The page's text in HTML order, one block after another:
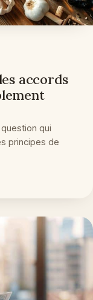
accords
qui
principes de